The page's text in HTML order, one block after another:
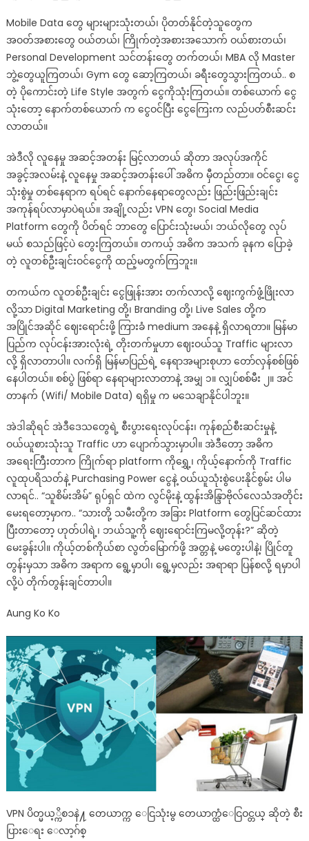
တဲ့
စီးပွားရေး
လော့
ဂျစ်
Mobile Data တွေ များများသုံးတယ်၊ ပိုတတ်နိုင်တဲ့သူတွေက
အဝတ်အစားတွေ ဝယ်တယ်၊ ကြိုက်တဲ့အစားအသောက် ဝယ်စားတယ်၊
Personal Development သင်တန်းတွေ တက်တယ်၊ MBA လို Master
ဘွဲ့တွေယူကြတယ်၊ Gym တွေ ဆော့ကြတယ်၊ ခရီးတွေသွားကြတယ်.. စ
တဲ့ ပိုကောင်းတဲ့ Life Style အတွက် ငွေကိုသုံးကြတယ်။ တစ်ယောက် ငွေ
သုံးတော့ နောက်တစ်ယောက် က ငွေဝင်ပြီး ငွေကြေးက လည်ပတ်စီးဆင်း
လာတယ်။
အဲဒီလို လူနေမှု အဆင့်အတန်း မြင့်လာတယ် ဆိုတာ အလုပ်အကိုင်
အခွင့်အလမ်းနဲ့ လူနေမှု အဆင့်အတန်းပေါ် အဓိက မှီတည်တာ။ ဝင်ငွေ၊ ငွေ
သုံးစွဲမှု တစ်နေရာက ရပ်ရင် နောက်နေရာတွေလည်း ဖြည်းဖြည်းချင်း
အကုန်ရပ်လာမှာပဲရယ်။ အချို့လည်း VPN တွေ၊ Social Media
Platform တွေကို ပိတ်ရင် ဘာတွေ ပြောင်းသုံးမယ်၊ ဘယ်လိုတွေ လုပ်
မယ် စသည်ဖြင့်ပဲ တွေးကြတယ်။ တကယ့် အဓိက အသက် ခုနက ပြောခဲ့
တဲ့ လူတစ်ဦးချင်းဝင်ငွေကို ထည့်မတွက်ကြဘူး။
တကယ်က လူတစ်ဦးချင်း ငွေဖြုန်းအား တက်လာလို့ ဈေးကွက်ဖွံ့ဖြိုးလာ
လို့သာ Digital Marketing တို့၊ Branding တို့၊ Live Sales တို့က
အပြိုင်အဆိုင် ဈေးရောင်းဖို့ ကြားခံ medium အနေနဲ့ ရှိလာရတာ။ မြန်မာ
ပြည်က လုပ်ငန်းအားလုံးရဲ့ တိုးတက်မှုဟာ ဈေးဝယ်သူ Traffic များလာ
လို့ ရှိလာတာပါ။ လက်ရှိ မြန်မာပြည်ရဲ့ နေရာအများစုဟာ တော်လှန်စစ်ဖြစ်
နေပါတယ်။ စစ်ပွဲ ဖြစ်ရာ နေရာများလာတာနဲ့ အမျှ ၁။ လျှပ်စစ်မီး ၂။ အင်
တာနက် (Wifi/ Mobile Data) ရရှိမှု က မသေချာနိုင်ပါဘူး။
အဲဒါဆိုရင် အဲဒီဒေသတွေရဲ့ စီးပွားရေးလုပ်ငန်း၊ ကုန်စည်စီးဆင်းမှုနဲ့
ဝယ်ယူစားသုံးသူ Traffic ဟာ ပျောက်သွားမှာပါ။ အဲဒီတော့ အဓိက
အရေးကြီးတာက ကြိုက်ရာ platform ကိုရွှေ့၊ ကိုယ့်နောက်ကို Traffic
လူထုပရိသတ်နဲ့ Purchasing Power ငွေနဲ့ ဝယ်ယူသုံးစွဲပေးနိုင်စွမ်း ပါမ
လာရင်.. “သူစိမ်းအိမ်” ရုပ်ရှင် ထဲက လွင်မိုးနဲ့ ထွန်းအိန္ဒြာဗိုလ်လေသံအတိုင်း
မေးရတော့မှာက.. “သားတို့ သမီးတို့က အခြား Platform တွေပြင်ဆင်ထား
ပြီးတာတော့ ဟုတ်ပါရဲ့၊ ဘယ်သူ့ကို ဈေးရောင်းကြမလို့တုန်း?” ဆိုတဲ့
မေးခွန်းပါ။ ကိုယ့်တစ်ကိုယ်စာ လွတ်မြောက်ဖို့ အတ္တနဲ့ မတွေးပါနဲ့၊ ပြိုင်တူ
တွန်းမှသာ အဓိက အရာက ရွေ့မှာပါ၊ ရွေ့မှလည်း အရာရာ ပြန်စလို့ ရမှာပါ
လို့ပဲ တိုက်တွန်းချင်တာပါ။
Aung Ko Ko
VPN ပိတ္မယ့္ကိစၥနဲ႔ တေယာက္က ေငြသုံးမွ တေယာက္ထံေငြဝင္တယ္ ဆိုတဲ့ စီး
ပြားေရး ေလာ့ဂ်စ္